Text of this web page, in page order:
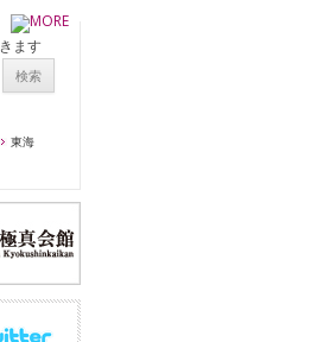
東海